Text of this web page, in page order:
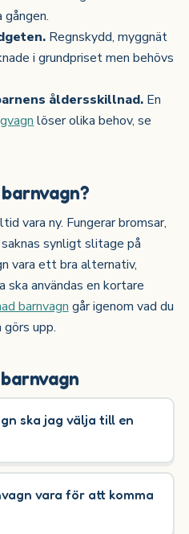
Regnskydd, myggnät
i grundpriset men behövs
åldersskillnad. En
löser olika behov, se
vara ny. Fungerar bromsar,
synligt slitage på
vara ett bra alternativ,
ska användas en kortare
barnvagn går igenom vad du
upp.
ska jag välja till en
vara för att komma